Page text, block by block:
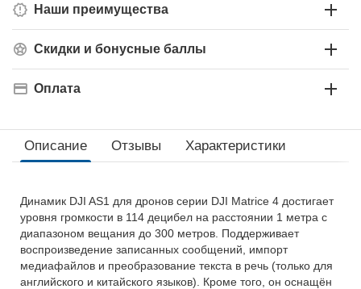
Наши преимущества
Скидки и бонусные баллы
Оплата
Описание Отзывы Характеристики
Динамик DJI AS1 для дронов серии DJI Matrice 4 достигает
уровня громкости в 114 децибел на расстоянии 1 метра с
диапазоном вещания до 300 метров. Поддерживает
воспроизведение записанных сообщений, импорт
медиафайлов и преобразование текста в речь (только для
английского и китайского языков). Кроме того, он оснащён